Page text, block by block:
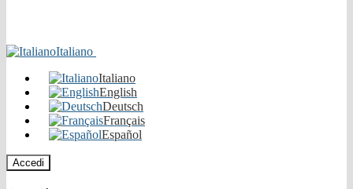
Italiano
Italiano
English
Deutsch
Français
Español
Accedi